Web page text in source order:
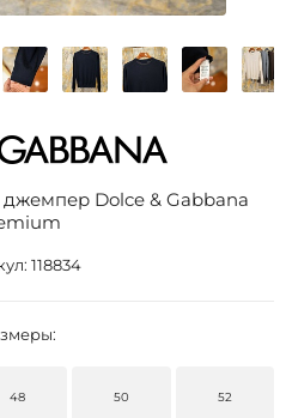
Dolce & Gabbana
118834
48 50 52